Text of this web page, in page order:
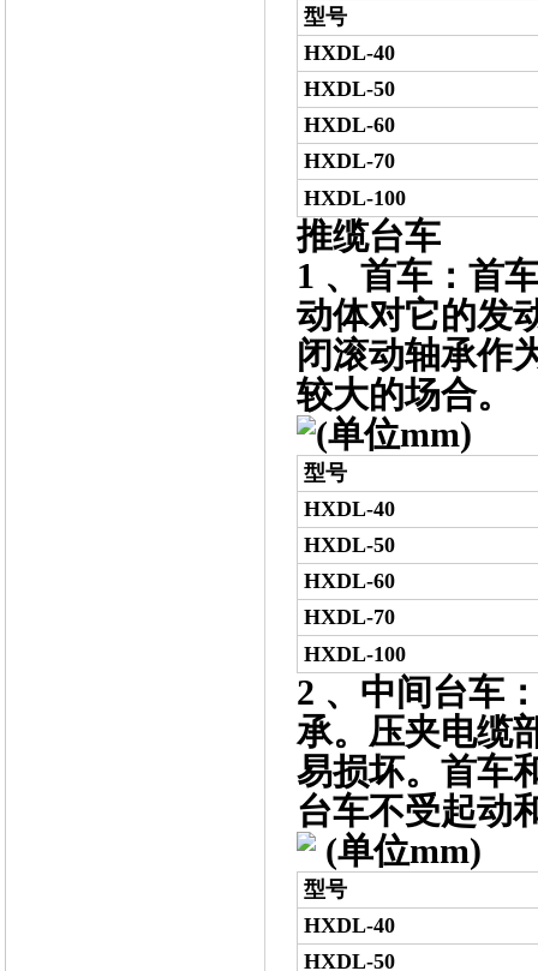
型号
HXDL-40
HXDL-50
HXDL-60
HXDL-70
HXDL-100
推缆台车
1 、首车：首
动体对它的发
闭滚动轴承作
较大的场合。
(单位mm)
型号
HXDL-40
HXDL-50
HXDL-60
HXDL-70
HXDL-100
2 、中间台车
承。压夹电缆
易损坏。首车
台车不受起动
(单位mm)
型号
HXDL-40
HXDL-50